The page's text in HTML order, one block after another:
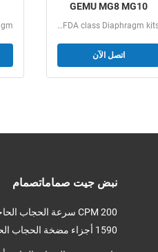
GEMU MG8 MG10
MG25 MG40 EPDM
الحاجز GEMU
GEMU MG8 MG10 MG25 MG40 EPDM SGS FDA class Diaphragm kits...
اتصل الآن
نبض جيت صماماتصمام
1590 أجزاء مضخة الحجاب الحاجز